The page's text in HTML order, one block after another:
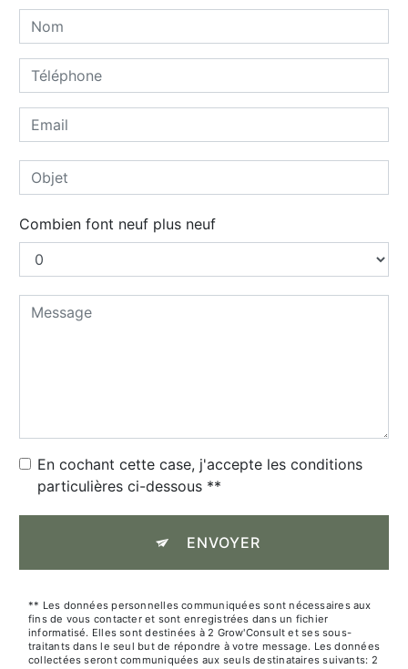
Combien font neuf plus neuf
En cochant cette case, j'accepte les conditions
particulières ci-dessous **
ENVOYER
** Les données personnelles communiquées sont nécessaires aux
fins de vous contacter et sont enregistrées dans un fichier
informatisé. Elles sont destinées à 2 Grow'Consult et ses sous-
traitants dans le seul but de répondre à votre message. Les données
collectées seront communiquées aux seuls destinataires suivants: 2